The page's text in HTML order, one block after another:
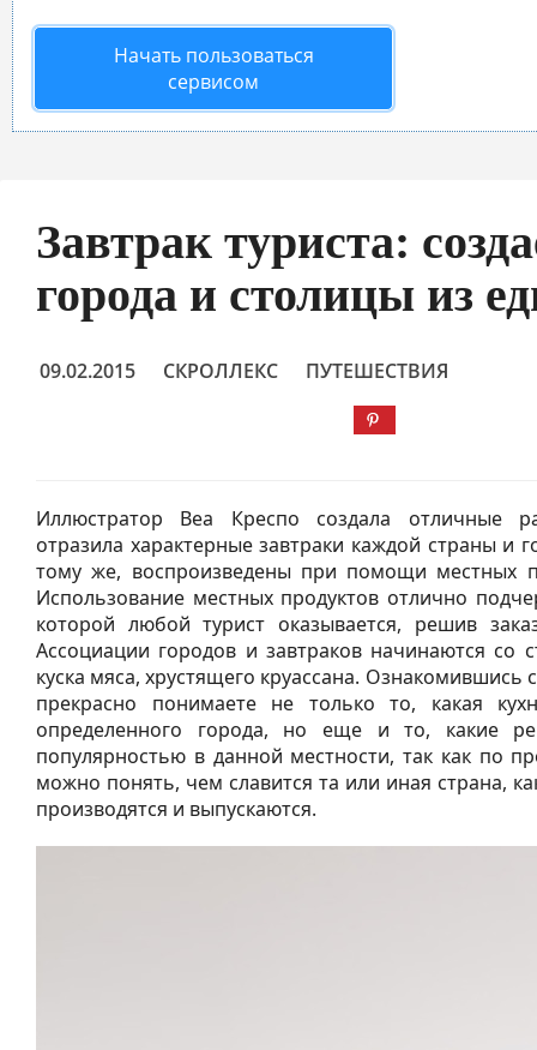
Начать пользоваться
сервисом
Завтрак туриста:
города и столицы из
09.02.2015 СКРОЛЛЕКС ПУТЕШЕСТВИЯ
Иллюстратор Веа Креспо создала отличные
отразила характерные завтраки каждой страны и
тому же, воспроизведены при помощи местных
Использование местных продуктов отлично
которой любой турист оказывается, решив
Ассоциации городов и завтраков начинаются со
куска мяса, хрустящего круассана.
прекрасно понимаете не только то, какая
определенного города, но еще и то, какие
популярностью в данной местности, так как по
можно понять, чем славится та или иная страна,
производятся и выпускаются.